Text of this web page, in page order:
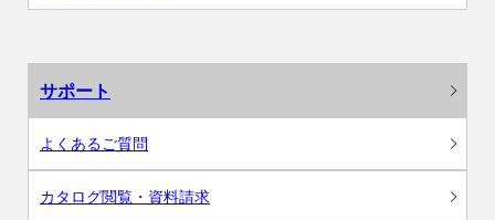
サポート
よくあるご質問
カタログ閲覧・資料請求